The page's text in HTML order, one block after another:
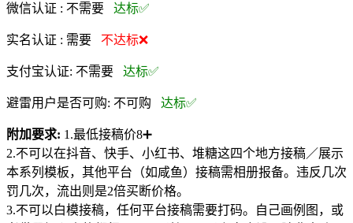
微信认证 : 不需要 达标✅
实名认证 : 需要 不达标❌
支付宝认证: 不需要 达标✅
避雷用户是否可购: 不可购 达标✅
附加要求: 1.最低接稿价8➕
2.不可以在抖音、快手、小红书、堆糖这四个地方接稿／展示
本系列模板，其他平台（如咸鱼）接稿需相册报备。违反几次
罚几次，流出则是2倍买断价格。
3.不可以白模接稿，任何平台接稿需要打码。自己画例图，或